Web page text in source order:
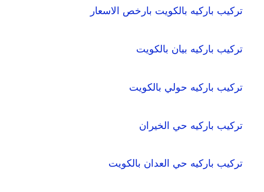
تركيب باركيه بالكويت بارخص الاسعار
تركيب باركيه بيان بالكويت
تركيب باركيه حولي بالكويت
تركيب باركيه حي الخيران
تركيب باركيه حي العدان بالكويت